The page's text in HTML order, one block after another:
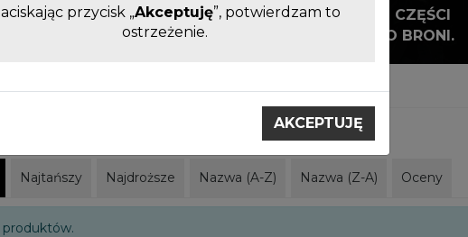
LUFY DO BRONI KRÓTKIEJ I
DŁUGIEJ BEZ KOMORY
AKCESORIA I CZĘŚCI
ZAMIENNE DO BRONI.
Najtańszy Najdroższe Nazwa (A-Z) Nazwa (Z-A) Oceny
produktów.
przycisk „Akceptuję”, potwierdzam to
ostrzeżenie.
AKCEPTUJĘ